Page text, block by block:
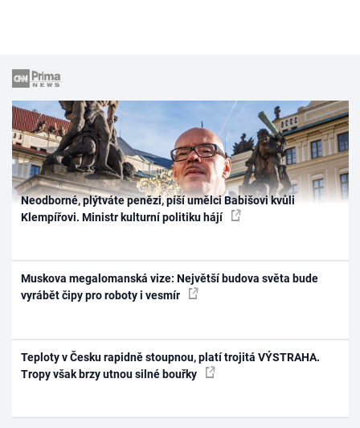
Neodborné, plýtváte penězi, píší umělci Babišovi kvůli
Klempířovi. Ministr kulturní politiku hájí
Muskova megalomanská vize: Největší budova světa bude
vyrábět čipy pro roboty i vesmír
Teploty v Česku rapidně stoupnou, platí trojitá VÝSTRAHA.
Tropy však brzy utnou silné bouřky